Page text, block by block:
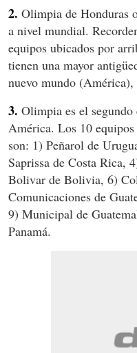
2. Olimpia de Honduras
a nivel mundial.
equipos ubicados por
tienen una mayor
nuevo mundo
3. Olimpia es el
América. Los 10
son: 1) Peñarol de
Saprissa de Costa Rica,
Bolivar de Bolivia, 6)
Comunicaciones de
9) Municipal de
Panamá.